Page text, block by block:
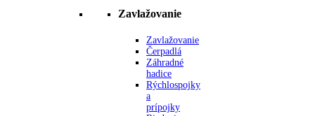
Zavlažovanie
Zavlažovanie
Čerpadlá
Záhradné
hadice
Rýchlospojky
a
prípojky